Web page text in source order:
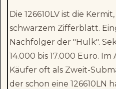
Die 126610LV ist die
schwarzem Zifferblatt.
Nachfolger der "Hulk".
14.000 bis 17.000 Euro.
Käufer oft als Zweit-
der schon eine 126610LN